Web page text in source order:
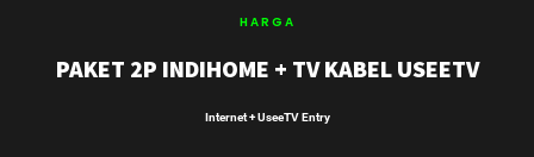
HARGA
PAKET 2P INDIHOME + TV KABEL USEETV
Internet + UseeTV Entry